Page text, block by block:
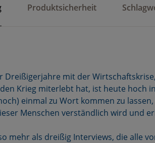
Produktsicherheit
Dreißigerjahre mit der
Krieg miterlebt hat, ist heute hoch
einmal zu Wort kommen zu
Menschen verständlich wird und
mehr als dreißig Interviews, die alle